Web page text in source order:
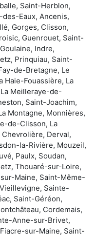
Saint-Herblon,
Eaux, Ancenis,
Gorges, Clisson,
Guenrouet, Saint-
Indre,
Prinquiau, Saint-
de-Bretagne, Le
Haie-Fouassière, La
Meilleraye-de-
Saint-Joachim,
Montagne, Monnières,
de-Clisson, La
Derval,
la-Rivière, Mouzeil,
Paulx, Soudan,
Thouaré-sur-Loire,
Maine, Saint-Même-
Sainte-
Saint-Géréon,
Cordemais,
Anne-sur-Brivet,
sur-Maine, Saint-